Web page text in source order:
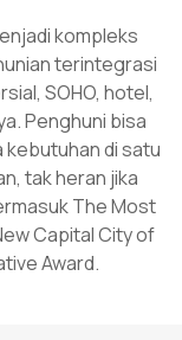
kompleks
terintegrasi
SOHO, hotel,
Penghuni bisa
kebutuhan di satu
tak heran jika
The Most
Capital City of
Award.